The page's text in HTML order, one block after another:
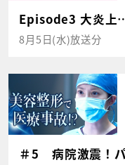
Episode3 大炎上
8月5日(水)放送分
＃5 病院激震！